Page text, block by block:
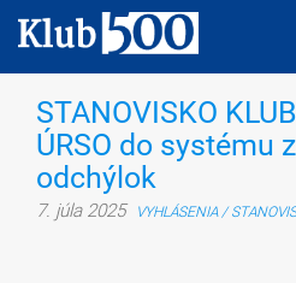
STANOVISKO
ÚRSO do systému
odchýlok
7. júla 2025 VYHLÁSENIA /